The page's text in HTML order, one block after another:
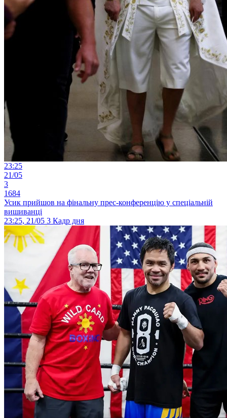
23:25
21/05
3
1684
Усик прийшов на фінальну прес-конференцію у спеціальній
вишиванці
23:25, 21/05 3 Кадр дня